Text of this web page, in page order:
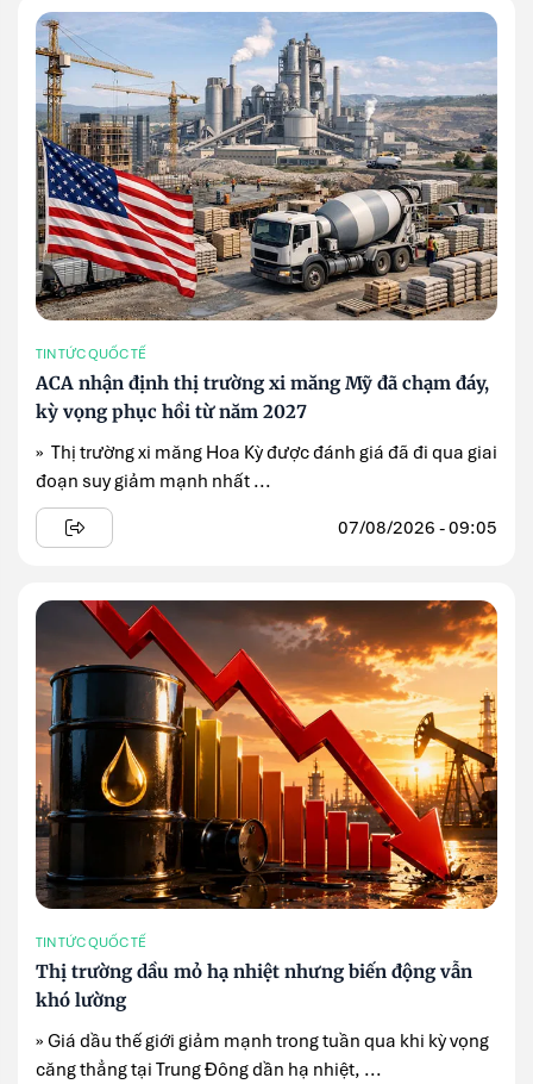
TIN TỨC QUỐC TẾ
ACA nhận định thị trường xi măng Mỹ đã chạm đáy,
kỳ vọng phục hồi từ năm 2027
» Thị trường xi măng Hoa Kỳ được đánh giá đã đi qua giai
đoạn suy giảm mạnh nhất ...
07/08/2026 - 09:05
TIN TỨC QUỐC TẾ
Thị trường dầu mỏ hạ nhiệt nhưng biến động vẫn
khó lường
» Giá dầu thế giới giảm mạnh trong tuần qua khi kỳ vọng
căng thẳng tại Trung Đông dần hạ nhiệt, ...